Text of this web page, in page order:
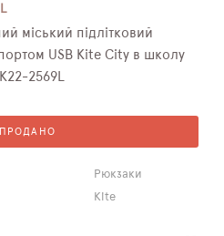
міський підлітковий
Kite City в школу
2569L
Рюкзаки
Kite